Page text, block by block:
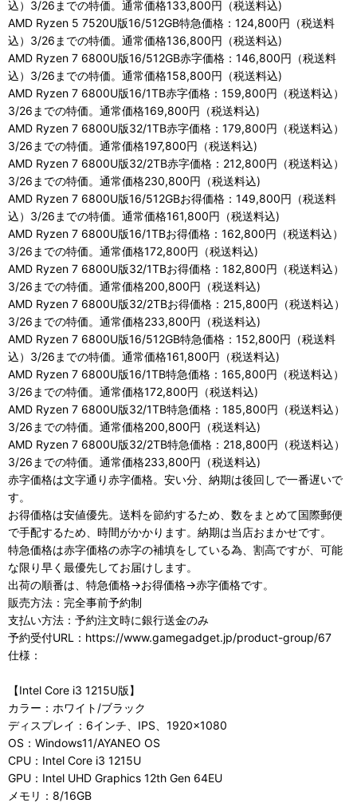
込）3/26までの特価。通常価格133,800円（税送料込)
AMD Ryzen 5 7520U版16/512GB特急価格：124,800円（税送料
込）3/26までの特価。通常価格136,800円（税送料込)
AMD Ryzen 7 6800U版16/512GB赤字価格：146,800円（税送料
込）3/26までの特価。通常価格158,800円（税送料込)
AMD Ryzen 7 6800U版16/1TB赤字価格：159,800円（税送料込）
3/26までの特価。通常価格169,800円（税送料込)
AMD Ryzen 7 6800U版32/1TB赤字価格：179,800円（税送料込）
3/26までの特価。通常価格197,800円（税送料込)
AMD Ryzen 7 6800U版32/2TB赤字価格：212,800円（税送料込）
3/26までの特価。通常価格230,800円（税送料込)
AMD Ryzen 7 6800U版16/512GBお得価格：149,800円（税送料
込）3/26までの特価。通常価格161,800円（税送料込)
AMD Ryzen 7 6800U版16/1TBお得価格：162,800円（税送料込）
3/26までの特価。通常価格172,800円（税送料込)
AMD Ryzen 7 6800U版32/1TBお得価格：182,800円（税送料込）
3/26までの特価。通常価格200,800円（税送料込)
AMD Ryzen 7 6800U版32/2TBお得価格：215,800円（税送料込）
3/26までの特価。通常価格233,800円（税送料込)
AMD Ryzen 7 6800U版16/512GB特急価格：152,800円（税送料
込）3/26までの特価。通常価格161,800円（税送料込)
AMD Ryzen 7 6800U版16/1TB特急価格：165,800円（税送料込）
3/26までの特価。通常価格172,800円（税送料込)
AMD Ryzen 7 6800U版32/1TB特急価格：185,800円（税送料込）
3/26までの特価。通常価格200,800円（税送料込)
AMD Ryzen 7 6800U版32/2TB特急価格：218,800円（税送料込）
3/26までの特価。通常価格233,800円（税送料込)
赤字価格は文字通り赤字価格。安い分、納期は後回しで一番遅いで
す。
お得価格は安値優先。送料を節約するため、数をまとめて国際郵便
で手配するため、時間がかかります。納期は当店おまかせです。
特急価格は赤字価格の赤字の補填をしている為、割高ですが、可能
な限り早く最優先してお届けします。
出荷の順番は、特急価格→お得価格→赤字価格です。
販売方法：完全事前予約制
支払い方法：予約注文時に銀行送金のみ
予約受付URL：https://www.gamegadget.jp/product-group/67
仕様：
【Intel Core i3 1215U版】
カラー：ホワイト/ブラック
ディスプレイ：6インチ、IPS、1920×1080
OS：Windows11/AYANEO OS
CPU：Intel Core i3 1215U
GPU：Intel UHD Graphics 12th Gen 64EU
メモリ：8/16GB